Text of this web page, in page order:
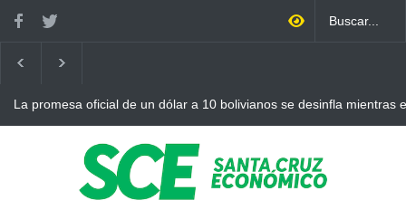
La promesa oficial de un dólar a 10 bolivianos se desinfla mientras